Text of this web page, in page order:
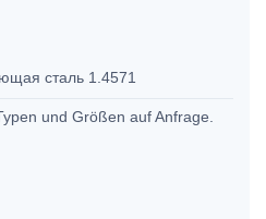
сталь 1.4571
und Größen auf Anfrage.